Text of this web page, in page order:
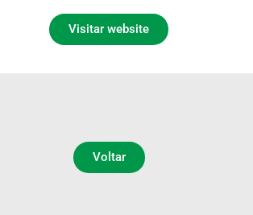
Visitar website
Voltar